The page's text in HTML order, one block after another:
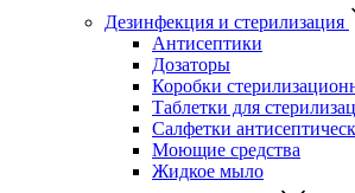
Дезинфекция и стерилизация
Антисептики
Дозаторы
Коробки
Таблетки для
Салфетки
Моющие средства
Жидкое мыло